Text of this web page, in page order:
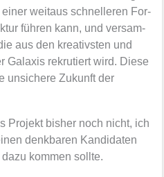
weit­aus schnel­le­ren For­
füh­ren kann, und ver­sam­
aus den krea­tivs­ten und
Gala­xis rekru­tiert wird. Die­se
unsi­che­re Zukunft der
Pro­jekt bis­her noch nicht, ich
denk­ba­ren Kan­di­da­ten
kom­men soll­te.